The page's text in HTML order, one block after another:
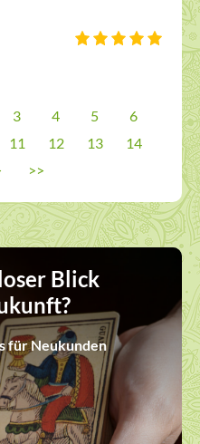
3 4 5
6
11 12 13
14
>>
Blick
für Neukunden